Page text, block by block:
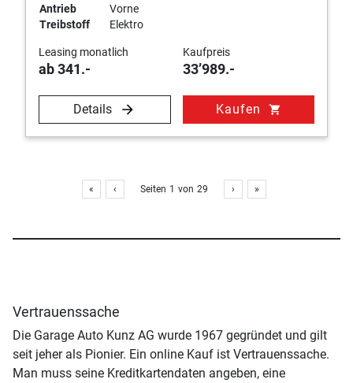
Antrieb
Vorne
Treibstoff
Elektro
Leasing monatlich
ab 341.-
Kaufpreis
33’989.-
Details Kaufen shopping_cart
« ‹ Seiten 1 von 29 › »
Vertrauenssache
Die Garage Auto Kunz AG wurde 1967 gegründet und gilt
seit jeher als Pionier. Ein online Kauf ist Vertrauenssache.
Man muss seine Kreditkartendaten angeben, eine